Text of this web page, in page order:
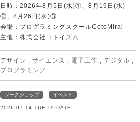
日時：2026年8月5日(水)①、8月19日(水)
②、8月26日(水)③
会場：プログラミングスクールCotoMirai
主催：株式会社コトイズム
デザイン , サイエンス , 電子工作 , デジタル ,
プログラミング
ワークショップ イベント
2026.07.14 TUE UPDATE